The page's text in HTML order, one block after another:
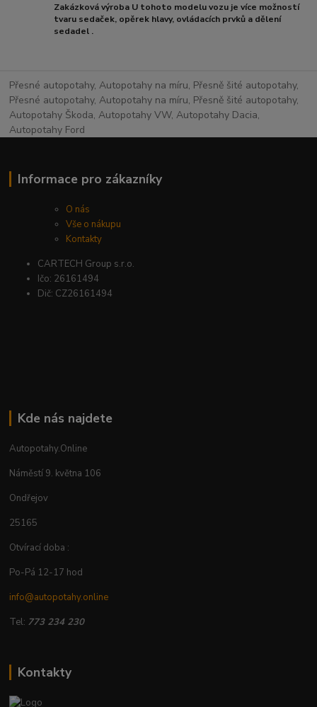
Zakázková výroba U tohoto modelu vozu je více možností
tvaru sedaček, opěrek hlavy, ovládacích prvků a dělení
sedadel .
Přesné autopotahy, Autopotahy na míru, Přesně šité autopotahy,
Přesné autopotahy, Autopotahy na míru, Přesně šité autopotahy,
Autopotahy Škoda, Autopotahy VW, Autopotahy Dacia,
Autopotahy Ford
Informace pro zákazníky
O nás
Vše o nákupu
Kontakty
CARTECH Group s.r.o.
Ičo: 26161494
Dič: CZ26161494
Kde nás najdete
Autopotahy.Online
Náměstí 9. května 106
Ondřejov
25165
Otvírací doba :
Po-Pá 12-17 hod
info@autopotahy.online
Tel: 773 234 230
Kontakty